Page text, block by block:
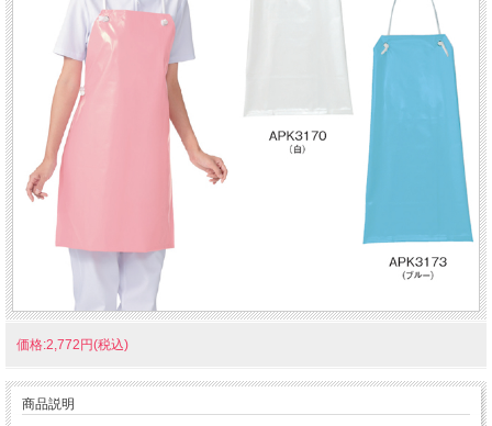
価格:2,772円(税込)
商品説明